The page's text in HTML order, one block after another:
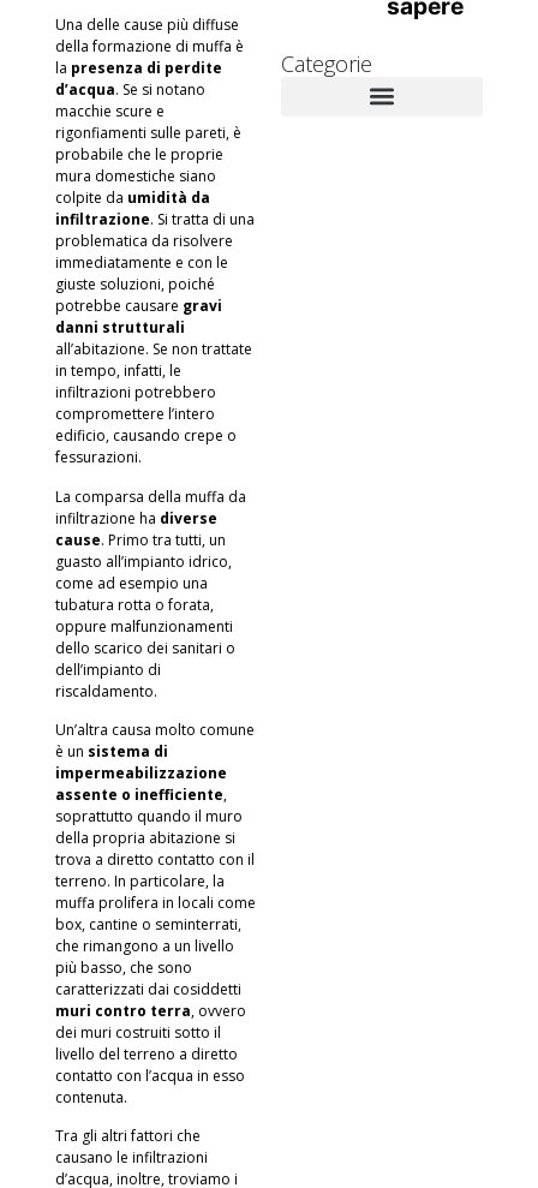
Una delle cause più diffuse
della formazione di muffa è
la presenza di perdite
d’acqua. Se si notano
macchie scure e
rigonfiamenti sulle pareti, è
probabile che le proprie
mura domestiche siano
colpite da umidità da
infiltrazione. Si tratta di una
problematica da risolvere
immediatamente e con le
giuste soluzioni, poiché
potrebbe causare gravi
danni strutturali
all’abitazione. Se non trattate
in tempo, infatti, le
infiltrazioni potrebbero
compromettere l’intero
edificio, causando crepe o
fessurazioni.
La comparsa della muffa da
infiltrazione ha diverse
cause. Primo tra tutti, un
guasto all’impianto idrico,
come ad esempio una
tubatura rotta o forata,
oppure malfunzionamenti
dello scarico dei sanitari o
dell’impianto di
riscaldamento.
Un’altra causa molto comune
è un sistema di
impermeabilizzazione
assente o inefficiente,
soprattutto quando il muro
della propria abitazione si
trova a diretto contatto con il
terreno. In particolare, la
muffa prolifera in locali come
box, cantine o seminterrati,
che rimangono a un livello
più basso, che sono
caratterizzati dai cosiddetti
muri contro terra, ovvero
dei muri costruiti sotto il
livello del terreno a diretto
contatto con l’acqua in esso
contenuta.
Tra gli altri fattori che
causano le infiltrazioni
d’acqua, inoltre, troviamo i
Categorie